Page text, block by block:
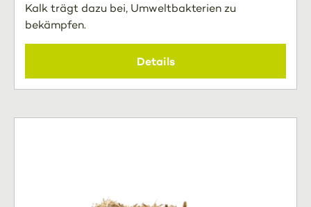
Kalk trägt dazu bei, Umweltbakterien zu
bekämpfen.
Details